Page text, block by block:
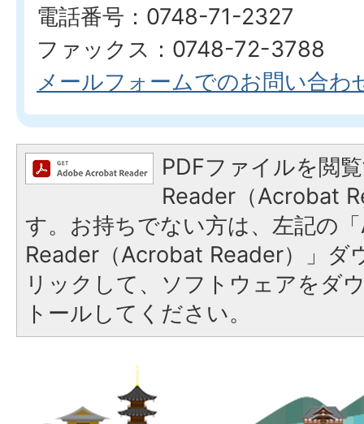
電話番号：0748-71-2327
ファックス：0748-72-3788
メールフォームでのお問い合わ
PDFファイルを閲
Reader（Acrobat
す。お持ちでない方は、左記の
Reader（Acrobat Reader）」ダ
リックして、ソフトウェアをダ
トールしてください。